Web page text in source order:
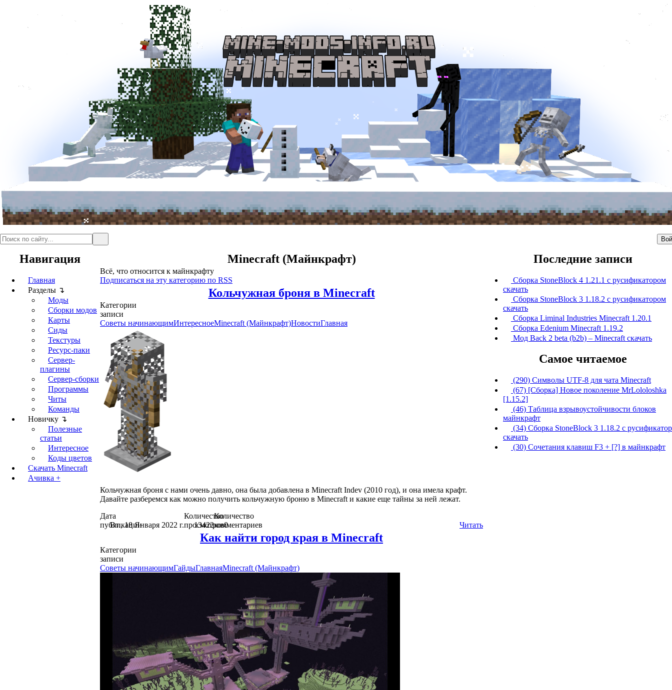
Навигация
Главная
Разделы ↴
Моды
Сборки модов
Карты
Сиды
Текстуры
Ресурс-паки
Сервер-
плагины
Сервер-сборки
Программы
Читы
Команды
Новичку ↴
Полезные
статьи
Интересное
Коды цветов
Скачать Minecraft
Ачивка +
Minecraft (Майнкрафт)
Всё, что относится к майнкрафту
Подписаться на эту категорию по RSS
Кольчужная броня в Minecraft
Категории
записи
Советы начинающимИнтересноеMinecraft (Майнкрафт)НовостиГлавная
Кольчужная броня с нами очень давно, она была добавлена в Minecraft Indev (2010 год), и она имела крафт.
Давайте разберемся как можно получить кольчужную броню в Minecraft и какие еще тайны за ней лежат.
Дата
публикации
Вт., 18 Января 2022 г.
Количество
просмотров
13422
Количество
комментариев
0 Читать
Как найти город края в Minecraft
Категории
записи
Советы начинающимГайдыГлавнаяMinecraft (Майнкрафт)
Последние записи
Сборка StoneBlock 4 1.21.1 с русификатором
скачать
Сборка StoneBlock 3 1.18.2 с русификатором
скачать
Сборка Liminal Industries Minecraft 1.20.1
Сборка Edenium Minecraft 1.19.2
Мод Back 2 beta (b2b) – Minecraft скачать
Самое читаемое
(290) Символы UTF-8 для чата Minecraft
(67) [Сборка] Новое поколение MrLololoshka
[1.15.2]
(46) Таблица взрывоустойчивости блоков
майнкрафт
(34) Сборка StoneBlock 3 1.18.2 с
скачать
(30) Сочетания клавиш F3 + [?] в майнкрафт